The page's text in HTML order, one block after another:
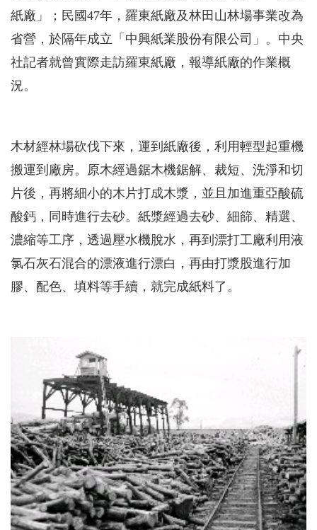
紙廠」；民國47年，羅東紙廠及林田山林場事業改為
省營，於隔年成立「中興紙業股份有限公司」。中央
社記者就曾實際走訪羅東紙廠，報導紙廠的作業概
況。
木材經林場砍伐下來，運到紙廠後，利用輕型起重機
搬運到廠房。原木經過鋸木機鋸解、裁短、洗淨和切
片後，再將細小的木片打成木漿，並且加進重亞酸硫
酸鈣，同時進行去砂。紙漿經過去砂、細篩、精選、
濃縮等工序，透過壓水機脫水，再到漂打工廠利用液
氯石灰石混合的漂液進行漂白，再由打漿股進行加
膠、配色、填料等手續，就完成紙料了。